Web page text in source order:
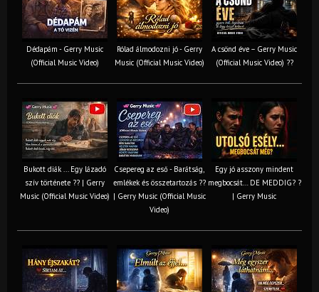
Dédapám - Gerry Music
(Official Music Video)
Rólad álmodozni jó - Gerry
Music (Official Music Video)
A csönd éve – Gerry Music
(Official Music Video) ??
Bukott diák ... Egy lázadó
szív története ?? | Gerry
Music (Official Music Video)
Csepereg az eső - Barátság,
emlékek és összetartozás ?️?
| Gerry Music (Official Music
Video)
Egy jó asszony mindent
megbocsát… DE MEDDIG? ?
| Gerry Music